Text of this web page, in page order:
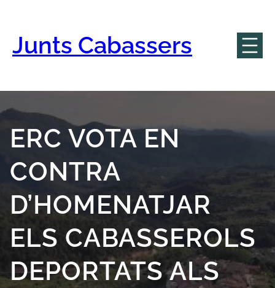
contingut
Junts Cabassers
ERC VOTA EN
CONTRA
D’HOMENATJAR
ELS CABASSEROLS
DEPORTATS ALS